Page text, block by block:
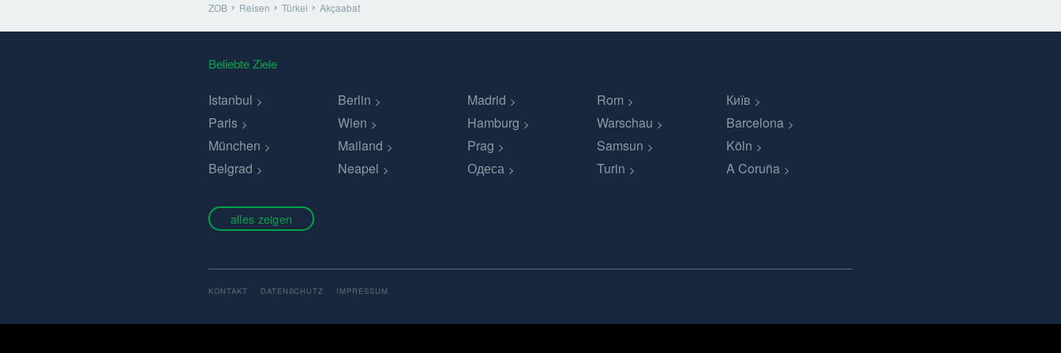
ZOB Reisen Türkei Akçaabat
Beliebte Ziele
Istanbul Berlin Madrid Rom
Київ
Paris
Wien Hamburg Warschau
Barcelona
München
Mailand Prag Samsun
Köln
Belgrad
Neapel Одеса Turin A Coruña
alles zeigen
KONTAKT DATENSCHUTZ IMPRESSUM